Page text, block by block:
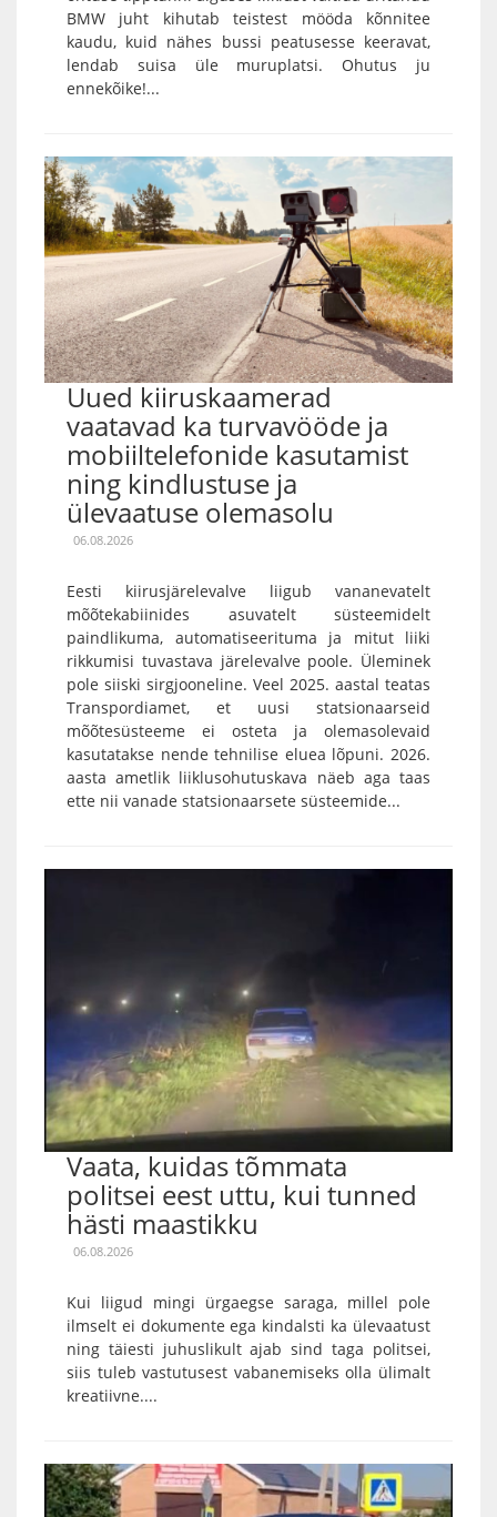
BMW juht kihutab teistest mööda kõnnitee
kaudu, kuid nähes bussi peatusesse keeravat,
lendab suisa üle muruplatsi. Ohutus ju
ennekõike!...
Uued kiiruskaamerad
vaatavad ka turvavööde ja
mobiiltelefonide kasutamist
ning kindlustuse ja
ülevaatuse olemasolu
06.08.2026
Eesti kiirusjärelevalve liigub vananevatelt
mõõtekabiinides asuvatelt süsteemidelt
paindlikuma, automatiseerituma ja mitut liiki
rikkumisi tuvastava järelevalve poole. Üleminek
pole siiski sirgjooneline. Veel 2025. aastal teatas
Transpordiamet, et uusi statsionaarseid
mõõtesüsteeme ei osteta ja olemasolevaid
kasutatakse nende tehnilise eluea lõpuni. 2026.
aasta ametlik liiklusohutuskava näeb aga taas
ette nii vanade statsionaarsete süsteemide...
Vaata, kuidas tõmmata
politsei eest uttu, kui tunned
hästi maastikku
06.08.2026
Kui liigud mingi ürgaegse saraga, millel pole
ilmselt ei dokumente ega kindalsti ka ülevaatust
ning täiesti juhuslikult ajab sind taga politsei,
siis tuleb vastutusest vabanemiseks olla ülimalt
kreatiivne....